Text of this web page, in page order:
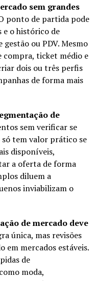
sem grandes
ponto de partida pode
e o histórico de
ou PDV. Mesmo
compra, ticket médio e
dois ou três perfis
de forma mais
de
sem verificar se
só tem valor prático se
disponíveis,
a oferta de forma
diluem a
inviabilizam o
de mercado deve
única, mas revisões
em mercados estáveis.
de
moda,